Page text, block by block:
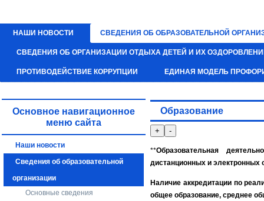
НАШИ НОВОСТИ СВЕДЕНИЯ ОБ ОБРАЗОВАТЕЛЬНОЙ
СВЕДЕНИЯ ОБ ОРГАНИЗАЦИИ ОТДЫХА ДЕТЕЙ И ИХ
ПРОТИВОДЕЙСТВИЕ КОРРУПЦИИ ЕДИНАЯ МОДЕЛЬ
Основное навигационное
меню сайта
Наши новости
Сведения об образовательной
организации
Основные сведения
Образование
**Образовательная
дистанционных и электронных
Наличие аккредитации по
общее образование, среднее